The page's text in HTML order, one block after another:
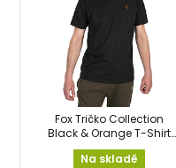
Fox Tričko Collection
Black & Orange T-Shirt
vel.XL
Na skladě